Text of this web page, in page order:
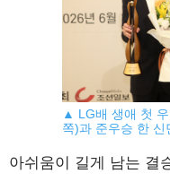
▲ LG배 생애 첫
쪽)과 준우승 한 신
아쉬움이 길게 남는 결